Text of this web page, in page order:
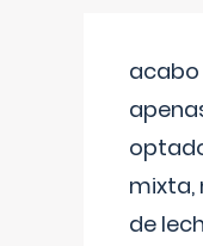
acabo
mixta,
de